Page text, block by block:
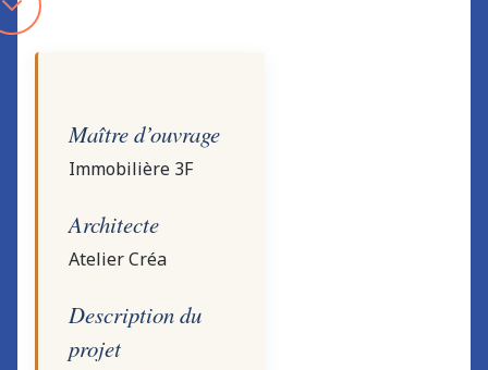
Maître d’ouvrage
Immobilière 3F
Architecte
Atelier Créa
Description du
projet